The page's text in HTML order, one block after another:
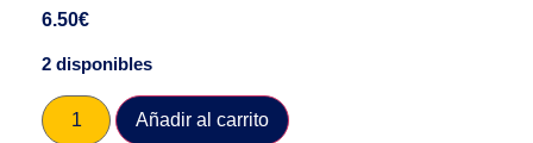
6.50€
2 disponibles
Añadir al carrito